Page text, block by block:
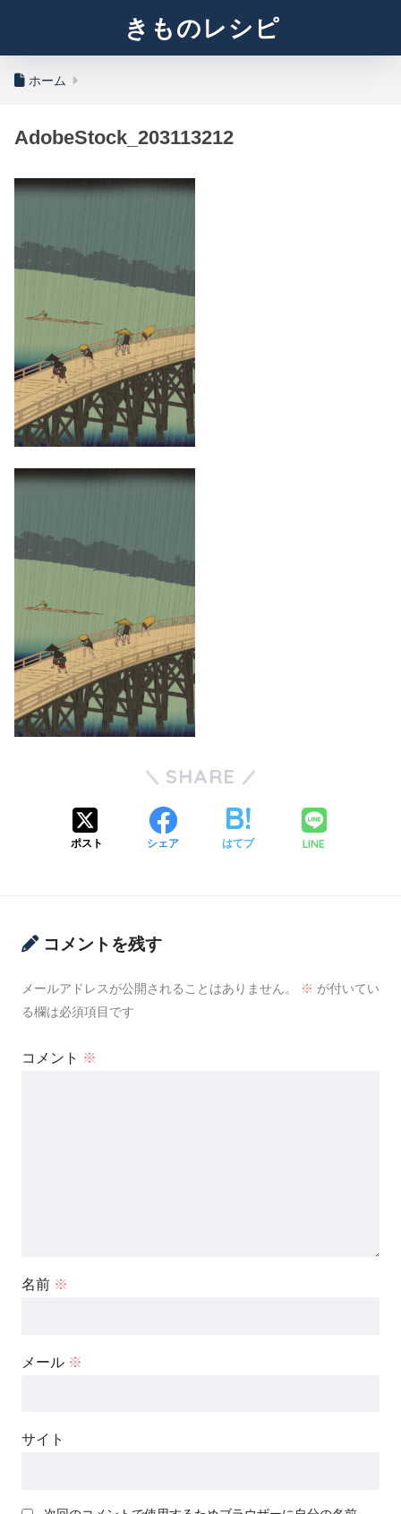
きものレシピ
ホーム
AdobeStock_203113212
SHARE
ポスト シェア はてブ LINE
コメントを残す
メールアドレスが公開されることはありません。 ※ が付いてい
る欄は必須項目です
コメント ※
名前 ※
メール ※
サイト